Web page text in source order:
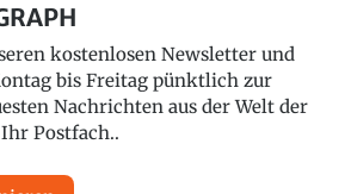
kostenlosen Newsletter und
bis Freitag pünktlich zur
Nachrichten aus der Welt der
Postfach..